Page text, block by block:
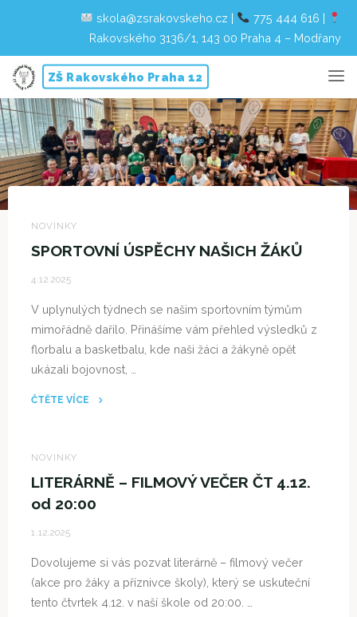
skola@zsrakovskeho.cz | 775 444 616 |
Rakovského 3136/1, 143 00 Praha 4 – Modřany
Skip
content
ZŠ Rakovského Praha 12
NOVINKY
SPORTOVNÍ ÚSPĚCHY NAŠICH ŽÁKŮ
4.12.2025
V uplynulých týdnech se našim sportovním týmům
mimořádně dařilo. Přinášíme vám přehled výsledků z
florbalu a basketbalu, kde naši žáci a žákyně opět
ukázali bojovnost, …
ČTĚTE VÍCE
NAŠICH
ŽÁKŮ"
NOVINKY
LITERÁRNĚ – FILMOVÝ VEČER ČT 4.12.
od 20:00
1.12.2025
Dovolujeme si vás pozvat literárně – filmový večer
(akce pro žáky a příznivce školy), který se uskuteční
tento čtvrtek 4.12. v naší škole od 20:00. …